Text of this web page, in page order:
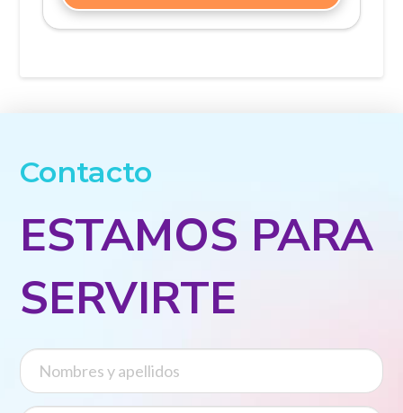
Contacto
ESTAMOS PARA
SERVIRTE